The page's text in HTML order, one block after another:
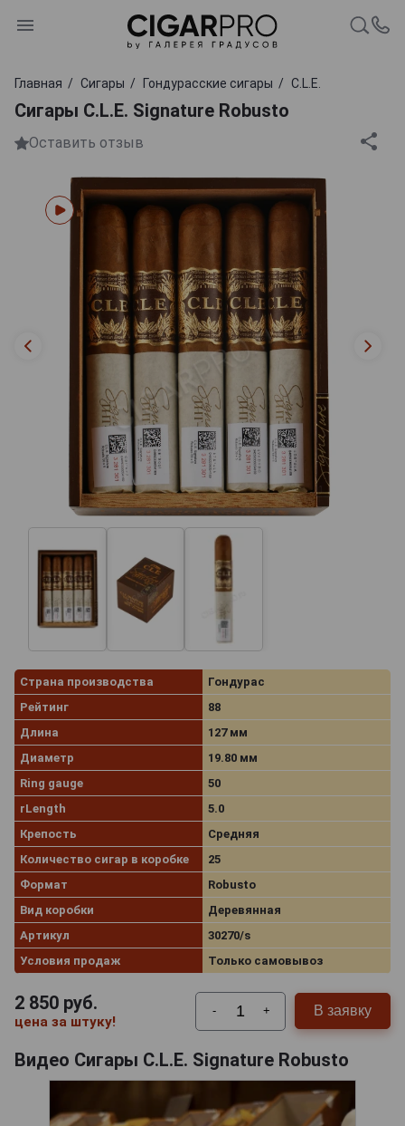
Главная Сигары Гондурасские сигары C.L.E.
Сигары C.L.E. Signature Robusto
Оставить отзыв
Страна производства
Гондурас
Рейтинг
88
Длина
127 мм
Диаметр
19.80 мм
Ring gauge
50
rLength
5.0
Крепость
Средняя
Количество сигар в коробке
25
Формат
Robusto
Вид коробки
Деревянная
Артикул
30270/s
Условия продаж
Только самовывоз
2 850 руб.
цена за штуку!
- + В заявку
Видео Сигары C.L.E. Signature Robusto